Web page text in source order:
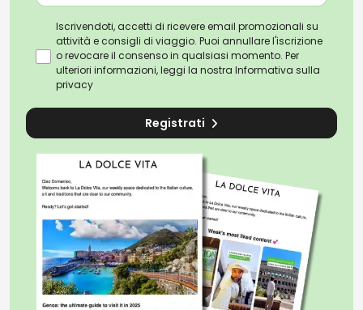
Iscrivendoti, accetti di ricevere email promozionali su
attività e consigli di viaggio. Puoi annullare l'iscrizione
o revocare il consenso in qualsiasi momento. Per
ulteriori informazioni, leggi la nostra Informativa sulla
privacy
Registrati